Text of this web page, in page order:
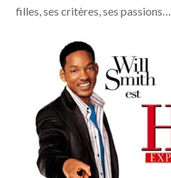
filles, ses critères, ses passions…